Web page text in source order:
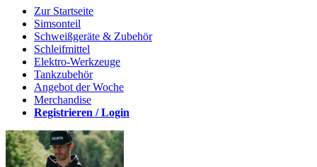
Zur Startseite
Simsonteil
Schweißgeräte & Zubehör
Schleifmittel
Elektro-Werkzeuge
Tankzubehör
Angebot der Woche
Merchandise
Registrieren / Login